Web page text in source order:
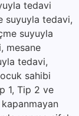
tedavi
suyuyla tedavi,
suyuyla
mesane
tedavi,
sahibi
1, Tip 2 ve